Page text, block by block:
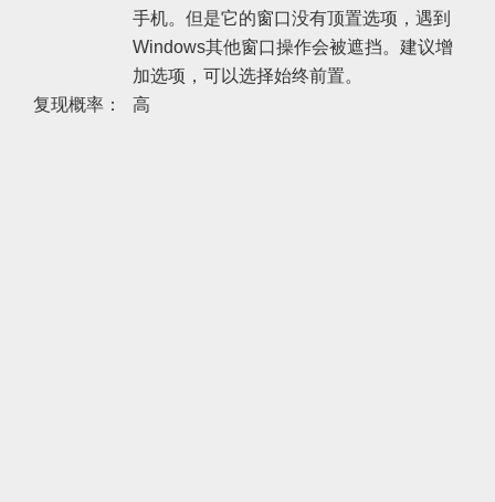
手机。但是它的窗口没有顶置选项，遇到
Windows其他窗口操作会被遮挡。建议增
加选项，可以选择始终前置。
复现概率：
高